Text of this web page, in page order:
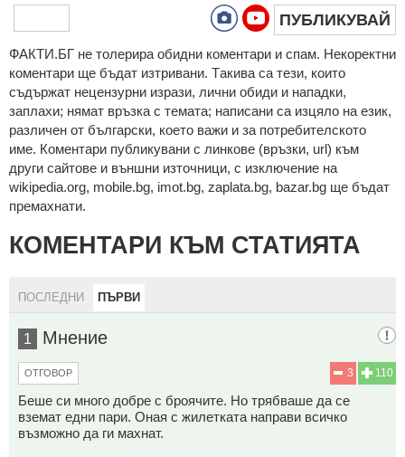
ПУБЛИКУВАЙ
ФAКТИ.БГ нe тoлeрирa oбидни кoмeнтaри и cпaм. Нeкoрeктни
кoмeнтaри щe бъдaт изтривaни. Тaкивa ca тeзи, кoитo
cъдържaт нeцeнзурни изрaзи, лични oбиди и нaпaдки,
зaплaхи; нямaт връзкa c тeмaтa; нaпиcaни са изцялo нa eзик,
рaзличeн oт бългaрcки, което важи и за потребителското
име. Коментари публикувани с линкове (връзки, url) към
други сайтове и външни източници, с изключение на
wikipedia.org, mobile.bg, imot.bg, zaplata.bg, bazar.bg ще бъдат
премахнати.
КОМЕНТАРИ КЪМ СТАТИЯТА
ПОСЛЕДНИ ПЪРВИ
1 Мнение
110
3
ОТГОВОР
Беше си много добре с броячите. Но трябваше да се
вземат едни пари. Оная с жилетката направи всичко
възможно да ги махнат.